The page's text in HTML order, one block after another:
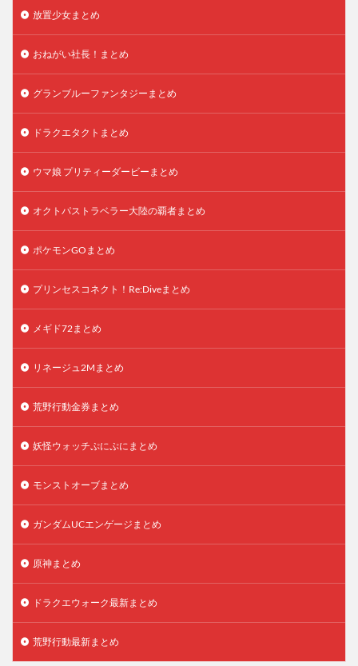
放置少女まとめ
おねがい社長！まとめ
グランブルーファンタジーまとめ
ドラクエタクトまとめ
ウマ娘 プリティーダービーまとめ
オクトパストラベラー大陸の覇者まとめ
ポケモンGOまとめ
プリンセスコネクト！Re:Diveまとめ
メギド72まとめ
リネージュ2Mまとめ
荒野行動金券まとめ
妖怪ウォッチぷにぷにまとめ
モンストオーブまとめ
ガンダムUCエンゲージまとめ
原神まとめ
ドラクエウォーク最新まとめ
荒野行動最新まとめ